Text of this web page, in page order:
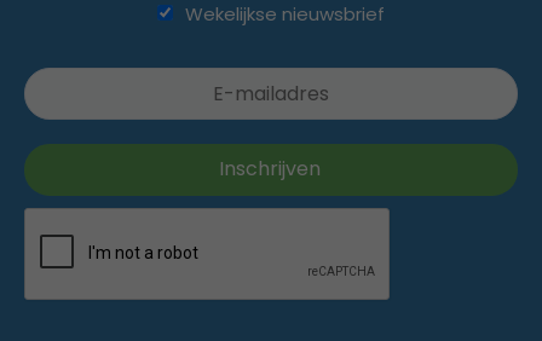
Wekelijkse nieuwsbrief